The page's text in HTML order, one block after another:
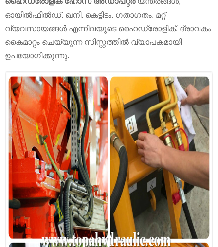
ഓയിൽ‌ഫീൽഡ്, ഖനി, കെട്ടിടം, ഗതാഗതം, മറ്റ്
വ്യവസായങ്ങൾ എന്നിവയുടെ ഹൈഡ്രോളിക്, ദ്രാവകം
കൈമാറ്റം ചെയ്യുന്ന സിസ്റ്റത്തിൽ വ്യാപകമായി
ഉപയോഗിക്കുന്നു.